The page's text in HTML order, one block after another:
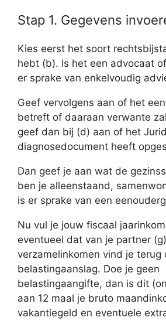
Stap 1. Gegevens
Kies eerst het soort
hebt (b). Is het een advocaat
er sprake van enkelvoudig
Geef vervolgens aan of het
betreft of daaraan verwante
geef dan bij (d) aan of het
diagnosedocument heeft
Dan geef je aan wat de
ben je alleenstaand,
is er sprake van een
Nu vul je jouw fiscaal
eventueel dat van je partner
verzamelinkomen vind je terug
belastingaanslag. Doe je geen
belastingaangifte, dan is dit
aan 12 maal je bruto
vakantiegeld en eventuele